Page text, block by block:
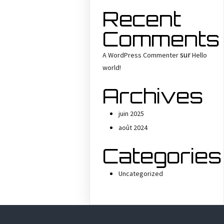
Recent
Comments
A WordPress CommentersurHello
world!
Archives
juin 2025
août 2024
Categories
Uncategorized